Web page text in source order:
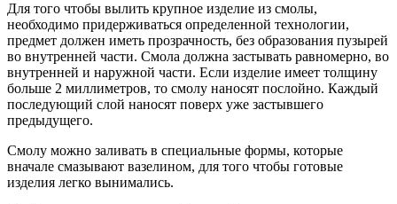
Для того чтобы вылить крупное изделие из смолы,
необходимо придерживаться определенной технологии,
предмет должен иметь прозрачность, без образования пузырей
во внутренней части. Смола должна застывать равномерно, во
внутренней и наружной части. Если изделие имеет толщину
больше 2 миллиметров, то смолу наносят послойно. Каждый
последующий слой наносят поверх уже застывшего
предыдущего.
Смолу можно заливать в специальные формы, которые
вначале смазывают вазелином, для того чтобы готовые
изделия легко вынимались.